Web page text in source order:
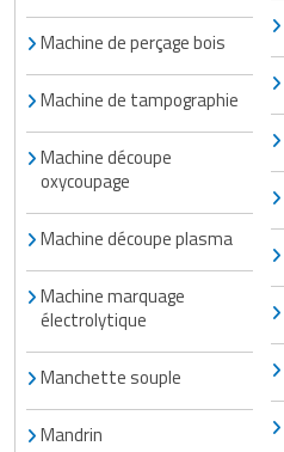
Machine de perçage bois
Machine de tampographie
Machine découpe
oxycoupage
Machine découpe plasma
Machine marquage
électrolytique
Manchette souple
Mandrin